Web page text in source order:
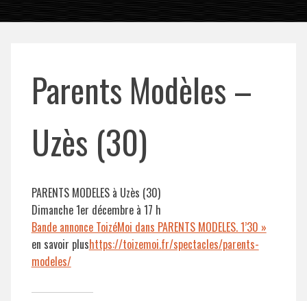
Parents Modèles –
Uzès (30)
PARENTS MODELES à Uzès (30)
Dimanche 1er décembre à 17 h
Bande annonce ToizéMoi dans PARENTS MODELES. 1’30 »
en savoir plushttps://toizemoi.fr/spectacles/parents-
modeles/